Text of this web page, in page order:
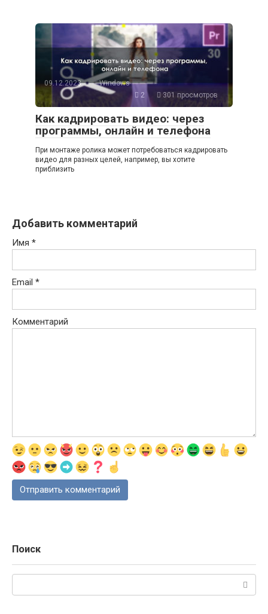
09.12.2023
Windows
2
301 просмотров
Как кадрировать видео: через
программы, онлайн и телефона
При монтаже ролика может потребоваться кадрировать
видео для разных целей, например, вы хотите
приблизить
Добавить комментарий
Имя *
Email *
Комментарий
Поиск